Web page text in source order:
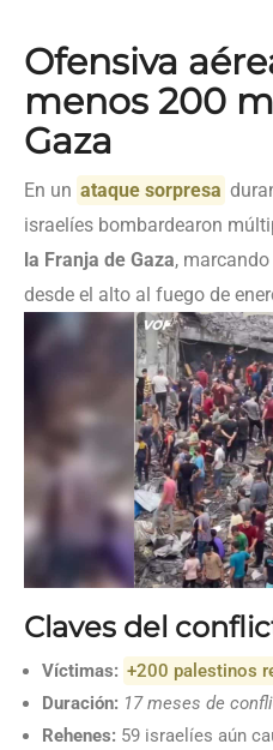
Ofensiva
menos 200
Gaza
En un ataque sorpresa
israelíes bombardearon
la Franja de Gaza, marcando
desde el alto al fuego de
Claves del
Víctimas: +200 palestinos
Duración: 17 meses de
Rehenes: 59 israelíes aún